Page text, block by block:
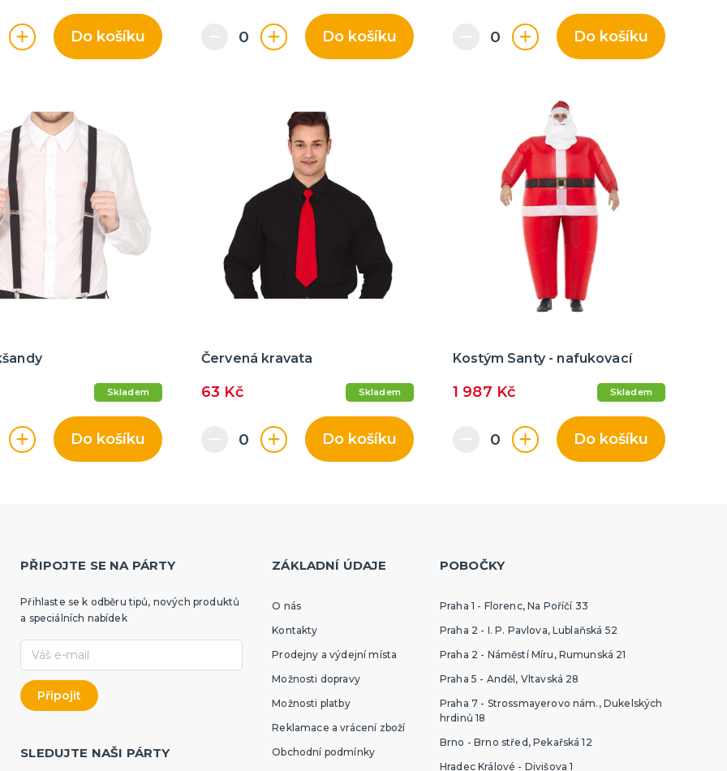
Do košíku Do košíku Do košíku
Skladem
Do košíku
Červená kravata
63 Kč Skladem
Do košíku
Kostým Santy - nafukovací
1 987 Kč Skladem
Do košíku
PŘIPOJTE SE NA PÁRTY
Přihlaste se k odběru tipů, nových produktů
a speciálních nabídek
SLEDUJTE NAŠI PÁRTY
ZÁKLADNÍ ÚDAJE
O nás
Kontakty
Prodejny a výdejní místa
Možnosti dopravy
Možnosti platby
Reklamace a vrácení zboží
Obchodní podmínky
POBOČKY
Praha 1 - Florenc, Na Poříčí 33
Praha 2 - I. P. Pavlova, Lublaňská 52
Praha 2 - Náměstí Míru, Rumunská 21
Praha 5 - Anděl, Vltavská 28
Praha 7 - Strossmayerovo nám., Dukelských
hrdinů 18
Brno - Brno střed, Pekařská 12
Hradec Králové - Divišova 1